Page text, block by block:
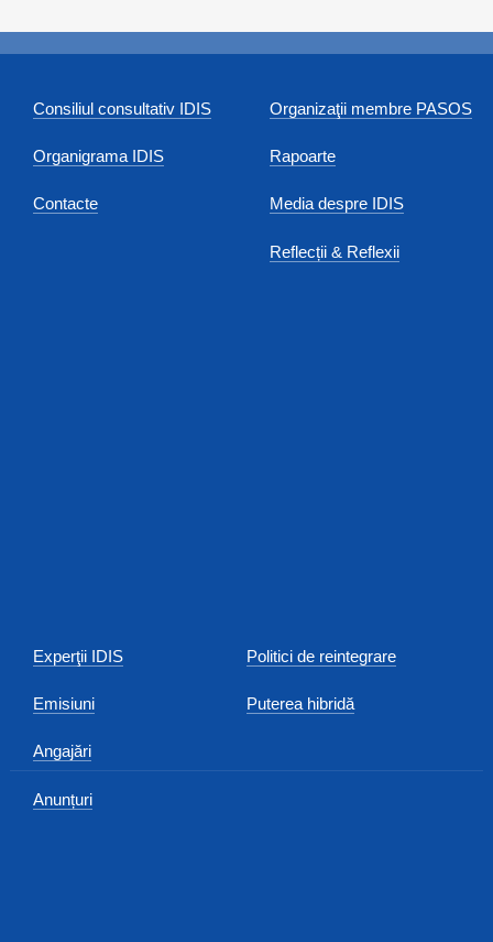
Consiliul consultativ IDIS
Organigrama IDIS
Contacte
Organizaţii membre PASOS
Rapoarte
Media despre IDIS
Reflecții & Reflexii
Experţii IDIS
Emisiuni
Angajări
Anunțuri
Politici de reintegrare
Puterea hibridă